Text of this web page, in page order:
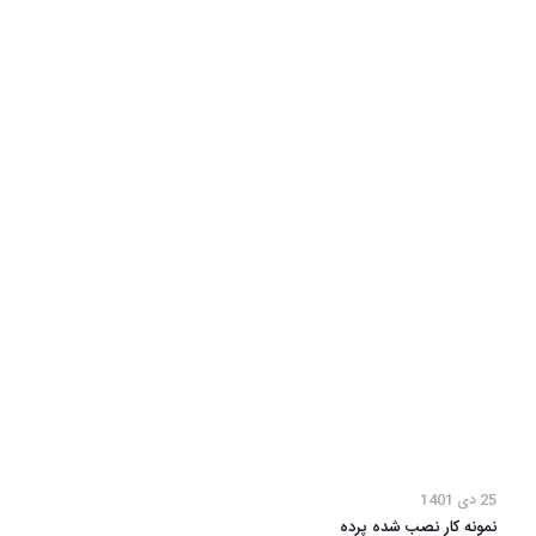
25 دی 1401
نمونه کار نصب شده پرده